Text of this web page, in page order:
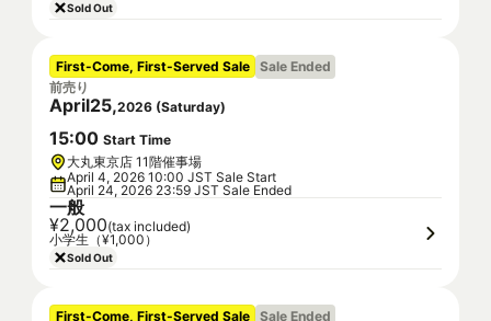
Sold Out
First-Come, First-Served Sale Sale Ended
前売り
April25,2026 (Saturday)
15:00 Start Time
大丸東京店 11階催事場
April 4, 2026 10:00 JST Sale Start
April 24, 2026 23:59 JST Sale Ended
一般
¥2,000(tax included)
小学生（¥1,000）
Sold Out
First-Come, First-Served Sale Sale Ended